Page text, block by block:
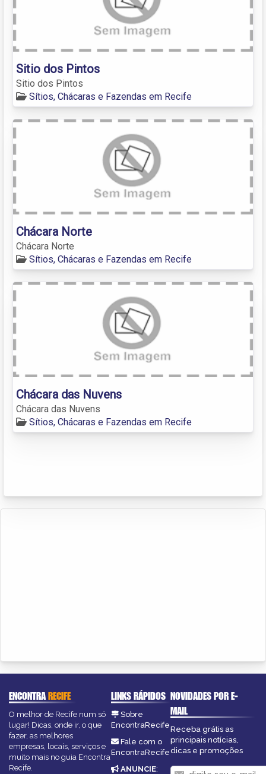
Sitio dos Pintos
Sitio dos Pintos
Sítios, Chácaras e Fazendas em Recife
Chácara Norte
Chácara Norte
Sítios, Chácaras e Fazendas em Recife
Chácara das Nuvens
Chácara das Nuvens
Sítios, Chácaras e Fazendas em Recife
ENCONTRARECIFE
O melhor de Recife num só
lugar! Dicas, onde ir, o que
fazer, as melhores
empresas, locais, serviços e
muito mais no guia Encontra
Recife.
LINKS RÁPIDOS
Sobre
EncontraRecife
Fale com o
EncontraRecife
ANUNCIE:
NOVIDADES POR E-
MAIL
Receba grátis as
principais notícias,
dicas e promoções